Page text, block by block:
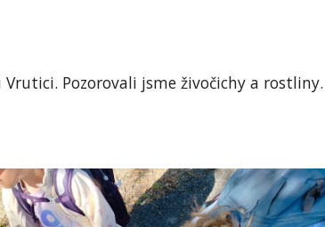
Pozorovali jsme živočichy a